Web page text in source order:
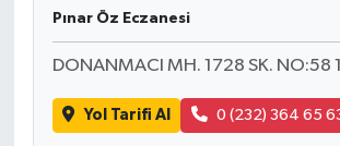
Pınar Öz Eczanesi
DONANMACI MH. 1728 SK. NO:58
Yol Tarifi Al 0 (232) 364 65